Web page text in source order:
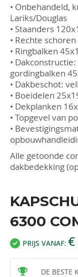
• Onbehandeld,
Lariks/Douglas
• Staanders
• Rechte
• Ringbalken
•
gordingbalken
• Dakbeschot:
• Boeidelen
• Dekplanken
• Topgevel van
•
Alle getoonde
dakbedekking
6300
PRIJS VANAF:
DE BESTE